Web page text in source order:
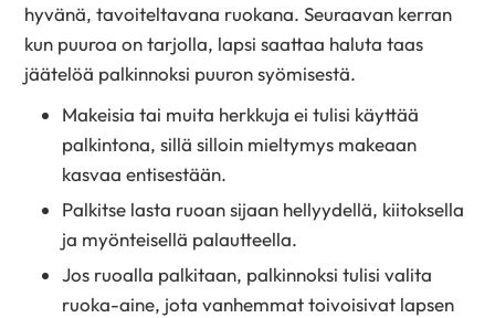
hyvänä, tavoiteltavana ruokana. Seuraavan kerran
kun puuroa on tarjolla, lapsi saattaa haluta taas
jäätelöä palkinnoksi puuron syömisestä.
Makeisia tai muita herkkuja ei tulisi käyttää
palkintona, sillä silloin mieltymys makeaan
kasvaa entisestään.
Palkitse lasta ruoan sijaan hellyydellä, kiitoksella
ja myönteisellä palautteella.
Jos ruoalla palkitaan, palkinnoksi tulisi valita
ruoka-aine, jota vanhemmat toivoisivat lapsen